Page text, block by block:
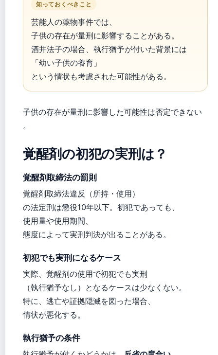
知っておくべきこと
芸能人の薬物事件では、
子供の存在が量刑に影響することがある。
酒井法子の場合、執行猶予が付いた背景には
「幼い子供の養育」
という情状も考慮された可能性がある。
子供の存在が量刑に影響した可能性は否定できない
。
覚醒剤の初犯の実刑は？
覚醒剤取締法の罰則
覚醒剤取締法違反（所持・使用）
の法定刑は懲役10年以下。初犯であっても、
使用量や使用期間、
態度によって実刑判決が出ることがある。
初犯でも実刑になるケース
実際、覚醒剤の使用で初犯でも実刑
（執行猶予なし）となるケースは少なくない。
特に、逃亡や証拠隠滅を図った場合、
情状が悪化する。
執行猶予の条件